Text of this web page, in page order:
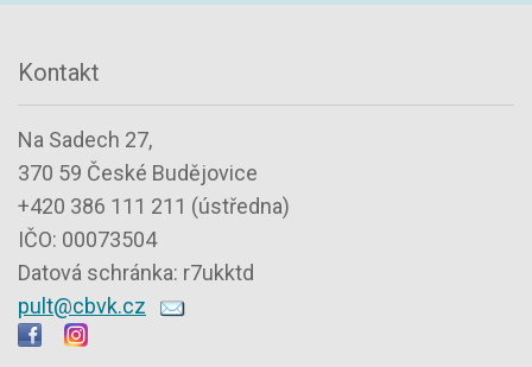
Kontakt
Na Sadech 27,
370 59 České Budějovice
+420 386 111 211 (ústředna)
IČO: 00073504
Datová schránka: r7ukktd
pult@cbvk.cz